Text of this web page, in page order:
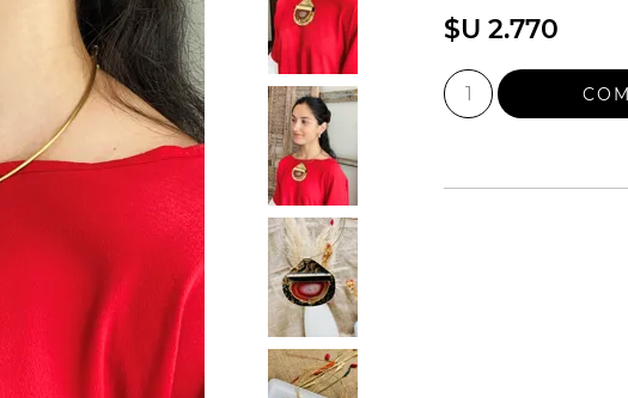
$U 2.770